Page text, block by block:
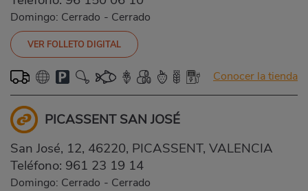
Domingo: Cerrado - Cerrado
VER FOLLETO DIGITAL
Conocer la tienda
PICASSENT SAN JOSÉ
San José, 12, 46220, PICASSENT, VALENCIA
Teléfono: 961 23 19 14
Domingo: Cerrado - Cerrado